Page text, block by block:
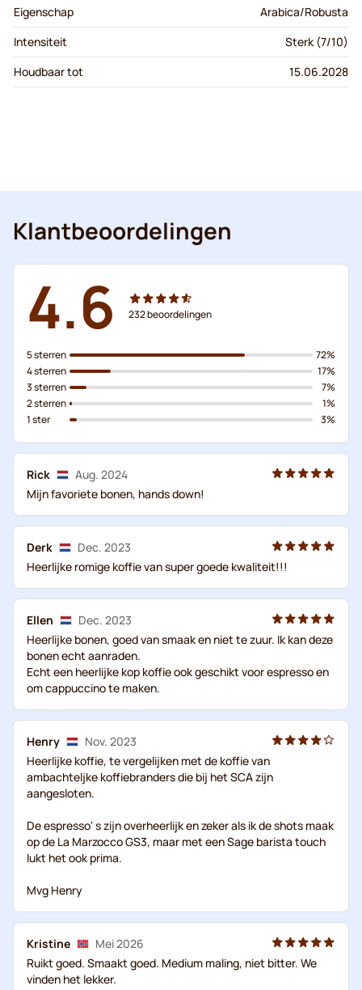
Eigenschap
Arabica/Robusta
Intensiteit
Sterk (7/10)
Houdbaar tot
15.06.2028
Klantbeoordelingen
4.6 232beoordelingen
5 sterren
4 sterren
3 sterren
2 sterren
1 ster
72%
17%
7%
1%
3%
Rick
Aug. 2024
Mijn favoriete bonen, hands down!
Derk
Dec. 2023
Heerlijke romige koffie van super goede kwaliteit!!!
Ellen
Dec. 2023
Heerlijke bonen, goed van smaak en niet te zuur. Ik kan deze
bonen echt aanraden.
Echt een heerlijke kop koffie ook geschikt voor espresso en
om cappuccino te maken.
Henry
Nov. 2023
Heerlijke koffie, te vergelijken met de koffie van
ambachteljke koffiebranders die bij het SCA zijn
aangesloten.
De espresso' s zijn overheerlijk en zeker als ik de shots maak
op de La Marzocco GS3, maar met een Sage barista touch
lukt het ook prima.
Mvg Henry
Kristine
Mei 2026
Ruikt goed. Smaakt goed. Medium maling, niet bitter. We
vinden het lekker.